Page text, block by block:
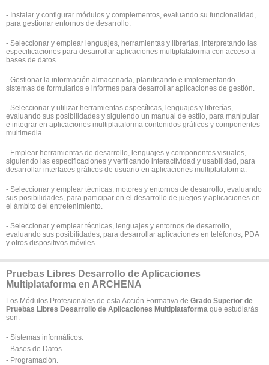
- Instalar y configurar módulos y complementos, evaluando su funcionalidad,
para gestionar entornos de desarrollo.
- Seleccionar y emplear lenguajes, herramientas y librerías, interpretando las
especificaciones para desarrollar aplicaciones multiplataforma con acceso a
bases de datos.
- Gestionar la información almacenada, planificando e implementando
sistemas de formularios e informes para desarrollar aplicaciones de gestión.
- Seleccionar y utilizar herramientas específicas, lenguajes y librerías,
evaluando sus posibilidades y siguiendo un manual de estilo, para manipular
e integrar en aplicaciones multiplataforma contenidos gráficos y componentes
multimedia.
- Emplear herramientas de desarrollo, lenguajes y componentes visuales,
siguiendo las especificaciones y verificando interactividad y usabilidad, para
desarrollar interfaces gráficos de usuario en aplicaciones multiplataforma.
- Seleccionar y emplear técnicas, motores y entornos de desarrollo, evaluando
sus posibilidades, para participar en el desarrollo de juegos y aplicaciones en
el ámbito del entretenimiento.
- Seleccionar y emplear técnicas, lenguajes y entornos de desarrollo,
evaluando sus posibilidades, para desarrollar aplicaciones en teléfonos, PDA
y otros dispositivos móviles.
Pruebas Libres Desarrollo de Aplicaciones
Multiplataforma en ARCHENA
Los Módulos Profesionales de esta Acción Formativa de Grado Superior de
Pruebas Libres Desarrollo de Aplicaciones Multiplataforma que estudiarás
son:
- Sistemas informáticos.
- Bases de Datos.
- Programación.